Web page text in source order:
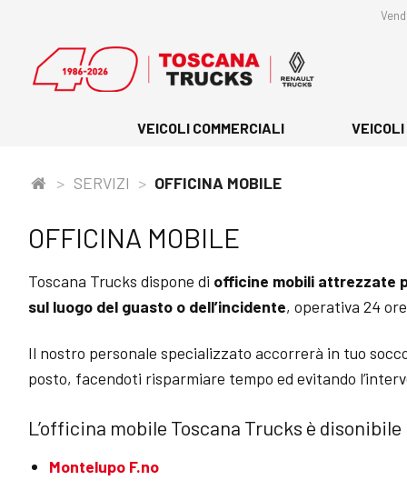
content
VEICOLI COMMERCIALI
> SERVIZI > OFFICINA MOBILE
OFFICINA MOBILE
Toscana Trucks dispone di officine mobili attrezzate
sul luogo del guasto o dell’incidente, operativa 24
Il nostro personale specializzato accorrerà in tuo
posto, facendoti risparmiare tempo ed evitando
L’officina mobile Toscana Trucks è disonibile
Montelupo F.no